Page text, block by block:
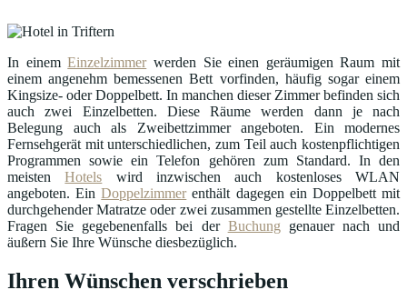
In einemEinzelzimmerwerden Sie einen geräumigen Raum mit
einem angenehm bemessenen Bett vorfinden, häufig sogar einem
Kingsize- oder Doppelbett. In manchen dieser Zimmer befinden sich
auch zwei Einzelbetten. Diese Räume werden dann je nach
Belegung auch als Zweibettzimmer angeboten. Ein modernes
Fernsehgerät mit unterschiedlichen, zum Teil auch kostenpflichtigen
Programmen sowie ein Telefon gehören zum Standard. In den
meistenHotels wird inzwischen auch kostenloses WLAN
angeboten. EinDoppelzimmerenthält dagegen ein Doppelbett mit
durchgehender Matratze oder zwei zusammen gestellte Einzelbetten.
Fragen Sie gegebenenfalls bei der Buchung genauer nach und
äußern Sie Ihre Wünsche diesbezüglich.
Ihren Wünschen verschrieben